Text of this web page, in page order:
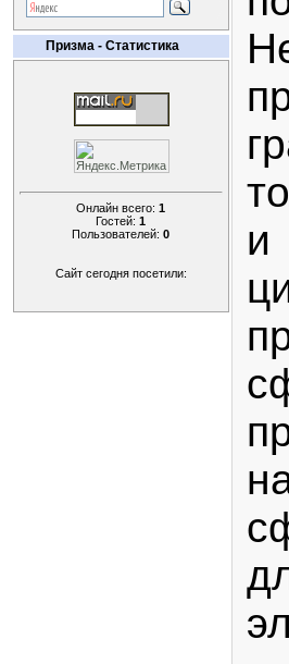
Призма - Статистика
Онлайн всего:1
Гостей:1
Пользователей:0
Сайт сегодня посетили: